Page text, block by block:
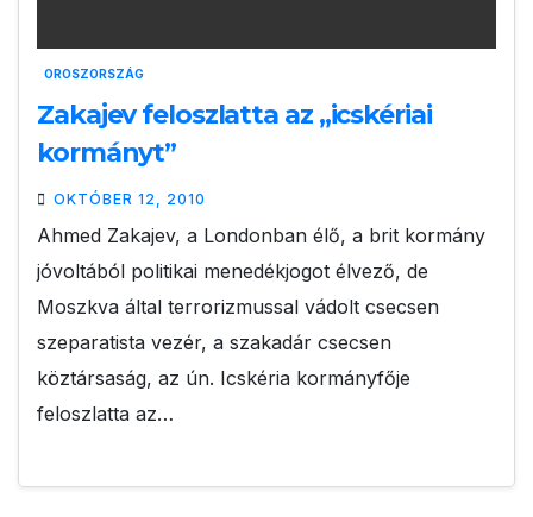
OROSZORSZÁG
Zakajev feloszlatta az „icskériai
kormányt”
OKTÓBER 12, 2010
Ahmed Zakajev, a Londonban élő, a brit kormány
jóvoltából politikai menedékjogot élvező, de
Moszkva által terrorizmussal vádolt csecsen
szeparatista vezér, a szakadár csecsen
köztársaság, az ún. Icskéria kormányfője
feloszlatta az…